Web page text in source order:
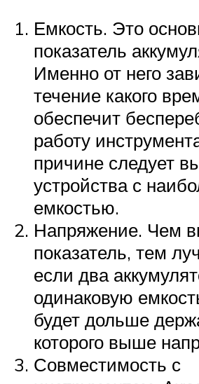
Емкость. Это
показатель
Именно от него
течение какого
обеспечит
работу
причине следует
устройства с
емкостью.
Напряжение. Чем
показатель, тем
если два
одинаковую
будет дольше
которого выше
Совместимость с